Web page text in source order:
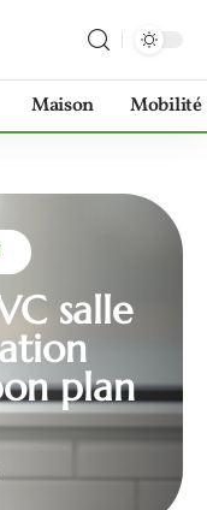
Maison Mobilité
salle
plan